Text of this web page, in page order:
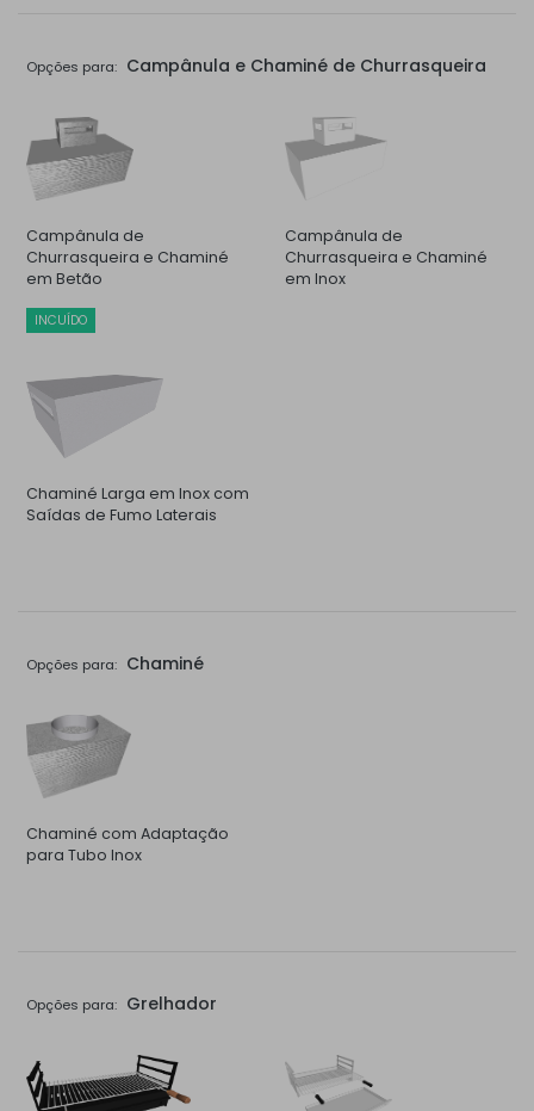
Opções para: Campânula e Chaminé de Churrasqueira
Campânula de
Churrasqueira e Chaminé
em Betão
INCUÍDO
Campânula de
Churrasqueira e Chaminé
em Inox
Chaminé Larga em Inox com
Saídas de Fumo Laterais
Opções para: Chaminé
Chaminé com Adaptação
para Tubo Inox
Opções para: Grelhador